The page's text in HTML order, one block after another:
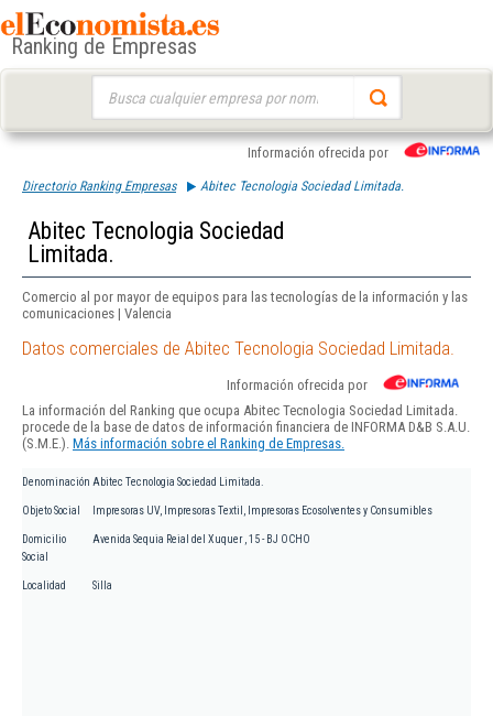
Ranking de Empresas
Información ofrecida por
Directorio Ranking Empresas Abitec Tecnologia Sociedad Limitada.
Abitec Tecnologia Sociedad
Limitada.
Comercio al por mayor de equipos para las tecnologías de la información y las
comunicaciones | Valencia
Datos comerciales de Abitec Tecnologia Sociedad Limitada.
Información ofrecida por
La información del Ranking que ocupa Abitec Tecnologia Sociedad Limitada.
procede de la base de datos de información financiera de INFORMA D&B S.A.U.
(S.M.E.). Más información sobre el Ranking de Empresas.
Denominación Abitec Tecnologia Sociedad Limitada.
Objeto Social Impresoras UV, Impresoras Textil, Impresoras Ecosolventes y Consumibles
Domicilio
Social
Avenida Sequia Reial del Xuquer , 15 - BJ OCHO
Localidad Silla